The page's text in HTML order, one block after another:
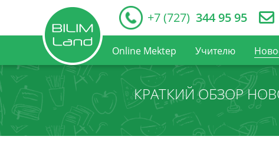
+7 (727) 344 95 95
Online Mektep Учителю
КРАТКИЙ ОБЗОР